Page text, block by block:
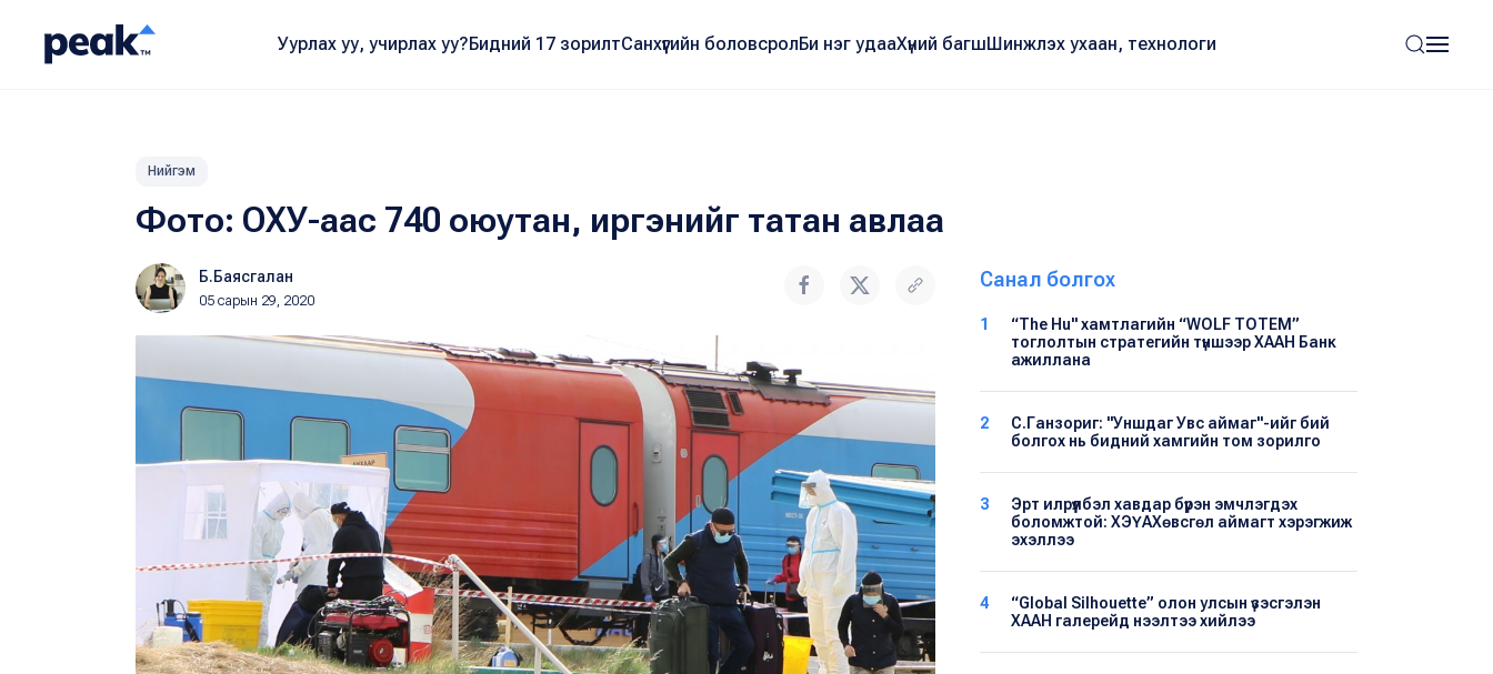
Уурлах уу, учирлах уу?Бидний 17 зорилтСанхүүгийн боловсролБи нэг удааХүний багшШинжлэх ухаан, технологи
Нийгэм
Фото: ОХУ-аас 740 оюутан, иргэнийг татан авлаа
Б.Баясгалан
05 сарын 29, 2020
Санал болгох
1
“The Hu" хамтлагийн “WOLF TOTEM”
тоглолтын стратегийн түншээр ХААН Банк
ажиллана
2
С.Ганзориг: "Уншдаг Увс аймаг"-ийг бий
болгох нь бидний хамгийн том зорилго
3
Эрт илрүүлбэл хавдар бүрэн эмчлэгдэх
боломжтой: ХЭҮА​Хөвсгөл аймагт хэрэгжиж
эхэллээ
4
“Global Silhouette” олон улсын үзэсгэлэн
ХААН галерейд нээлтээ хийлээ